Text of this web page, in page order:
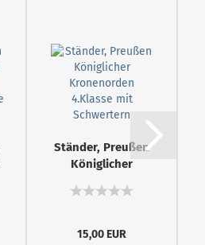
Ständer, Preußen
Königlicher
15,00 EUR